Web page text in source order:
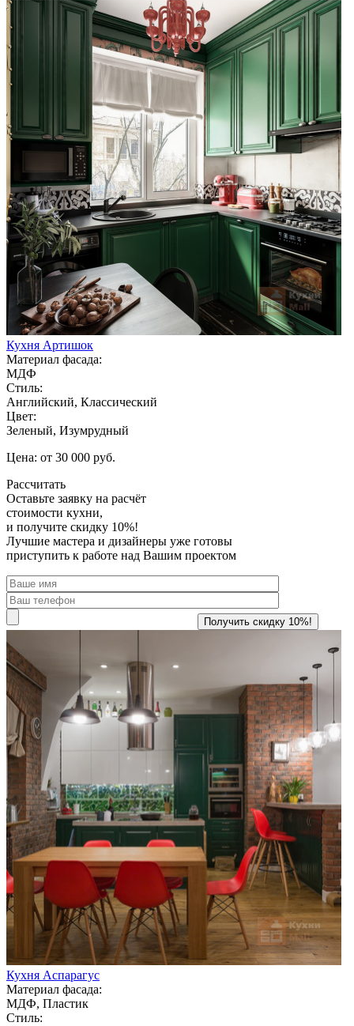
Кухня Артишок
Материал фасада:
МДФ
Стиль:
Английский, Классический
Цвет:
Зеленый, Изумрудный
Цена: от 30 000 руб.
Рассчитать
Оставьте заявку на расчёт
стоимости кухни,
и получите скидку 10%!
Лучшие мастера и дизайнеры уже готовы
приступить к работе над Вашим проектом
Кухня Аспарагус
Материал фасада:
МДФ, Пластик
Стиль: